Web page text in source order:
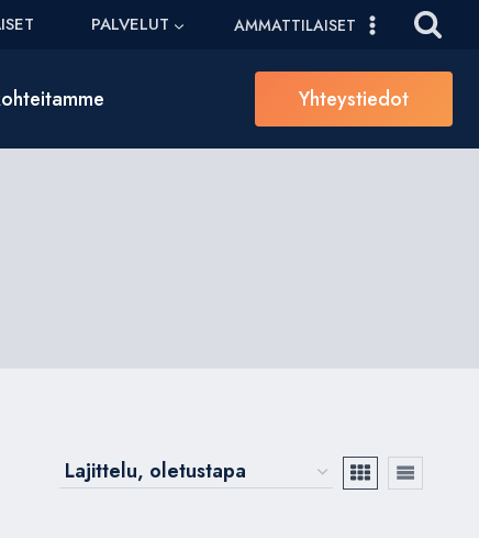
PALVELUT AMMATTILAISET
Yhteystiedot